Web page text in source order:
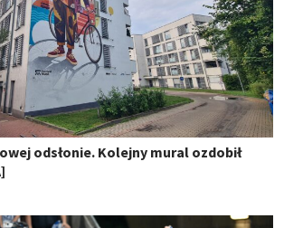
odsłonie. Kolejny mural ozdobił